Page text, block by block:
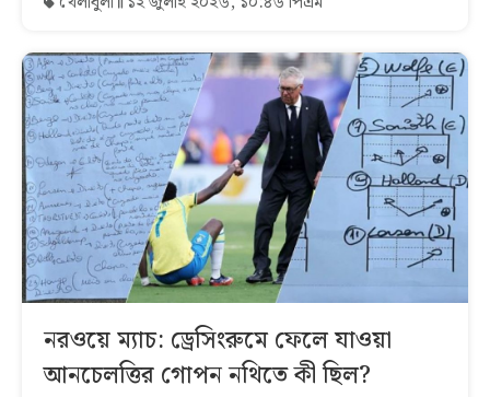
নরওয়ে ম্যাচ: ড্রেসিংরুমে ফেলে যাওয়া
আনচেলত্তির গোপন নথিতে কী ছিল?